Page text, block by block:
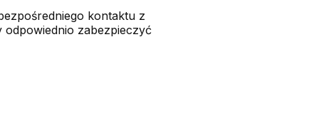
kontaktu z
zabezpieczyć